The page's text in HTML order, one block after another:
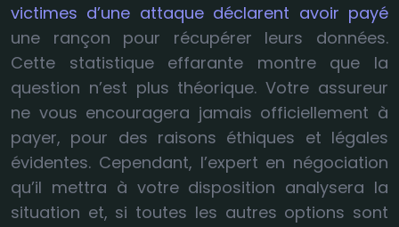
victimes d’une attaque déclarent avoir payé
une rançon pour récupérer leurs données.
Cette statistique effarante montre que la
question n’est plus théorique. Votre assureur
ne vous encouragera jamais officiellement à
payer, pour des raisons éthiques et légales
évidentes. Cependant, l’expert en négociation
qu’il mettra à votre disposition analysera la
situation et, si toutes les autres options sont